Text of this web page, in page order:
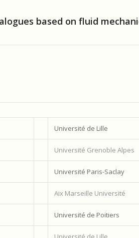
based on fluid
Université de Lille
Université Grenoble Alpes
Université Paris-Saclay
Aix Marseille Université
Université de Poitiers